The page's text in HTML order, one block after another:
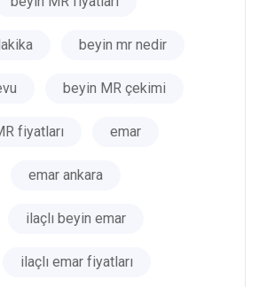
beyin mr nedir
beyin MR çekimi
fiyatları emar
emar ankara
ilaçlı beyin emar
ilaçlı emar fiyatları